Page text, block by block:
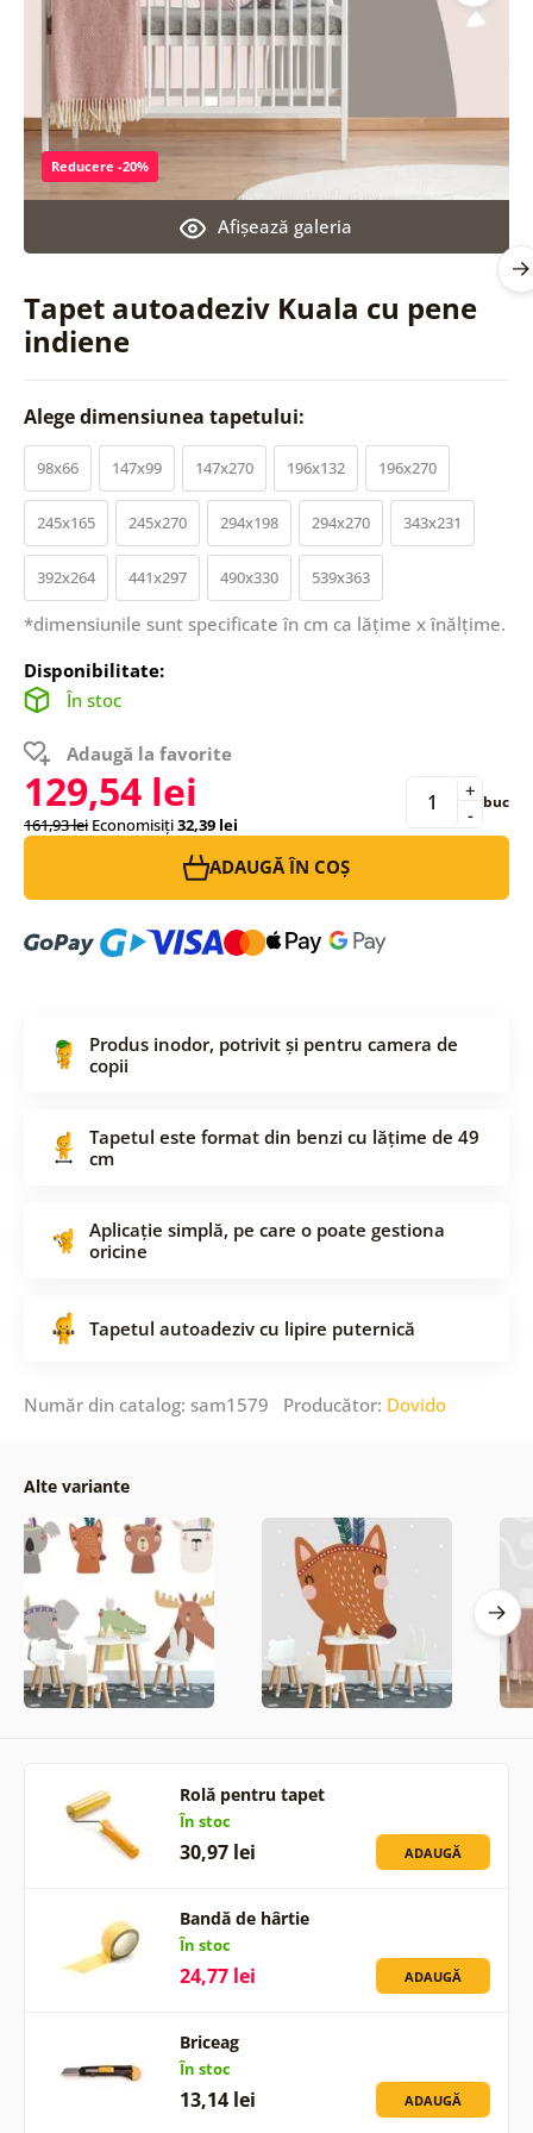
Tapet autoadeziv Kuala cu pene
indiene
Afişează galeria
Reducere -20%
Alege dimensiunea tapetului:
98x66 147x99 147x270 196x132 196x270
245x165 245x270 294x198 294x270 343x231
392x264 441x297 490x330 539x363
*dimensiunile sunt specificate în cm ca lățime x înălțime.
Disponibilitate:
În stoc
Adaugă la favorite
129,54 lei
161,93 lei Economisiți32,39 lei -
+ buc
ADAUGĂ ÎN COȘ
Produs inodor, potrivit și pentru camera de
copii
Tapetul este format din benzi cu lățime de 49
cm
Aplicație simplă, pe care o poate gestiona
oricine
Tapetul autoadeziv cu lipire puternică
Număr din catalog: sam1579 Producător: Dovido
Alte variante
Rolă pentru tapet
În stoc
30,97 lei ADAUGĂ
Bandă de hârtie
În stoc
24,77 lei ADAUGĂ
Briceag
În stoc
13,14 lei ADAUGĂ